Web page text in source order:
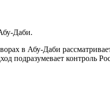
Даби.
в Абу-Даби
контроль